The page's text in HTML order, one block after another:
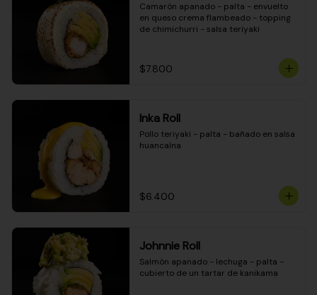
Camarón apanado - palta - envuelto
en queso crema flambeado - topping
de chimichurri - salsa teriyaki
$7.800
Inka Roll
Pollo teriyaki - palta - bañado en salsa
huancaína
$6.400
Johnnie Roll
Salmón apanado - lechuga - palta -
cubierto de un tartar de kanikama